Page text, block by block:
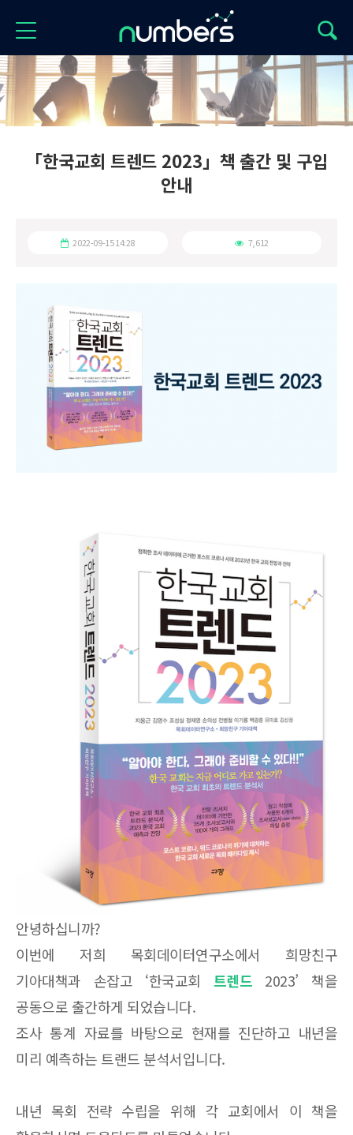
「한국교회 트렌드 2023」책 출간 및 구입
안내
2022-09-15 14:28 7,612
안녕하십니까?
이번에 저희 목회데이터연구소에서 희망친구
기아대책과 손잡고 ‘한국교회 트렌드 2023’ 책을
공동으로 출간하게 되었습니다.
조사 통계 자료를 바탕으로 현재를 진단하고 내년을
미리 예측하는 트랜드 분석서입니다.
내년 목회 전략 수립을 위해 각 교회에서 이 책을